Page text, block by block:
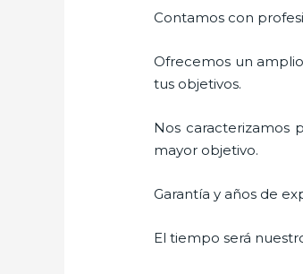
Contamos con
Ofrecemos un
tus objetivos.
Nos caracterizamos
mayor objetivo.
Garantía y años de
El tiempo será